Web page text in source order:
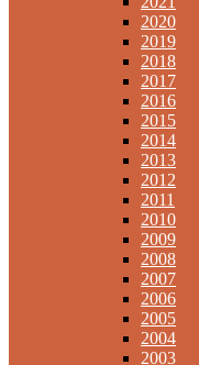
2020
2019
2018
2017
2016
2015
2014
2013
2012
2011
2010
2009
2008
2007
2006
2005
2004
2003